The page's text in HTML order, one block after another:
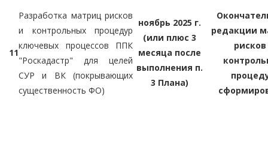
11
Разработка матриц рисков
и контрольных процедур
ключевых процессов ППК
"Роскадастр" для целей
СУР и ВК (покрывающих
существенность ФО)
ноябрь 2025 г.
(или плюс 3
месяца после
выполнения п.
3 Плана)
редакции